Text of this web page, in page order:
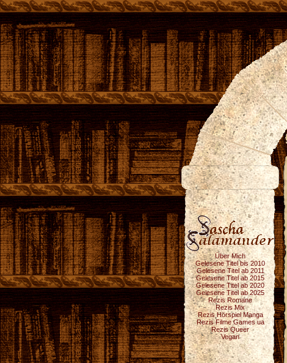
Über Mich
Gelesene Titel bis 2010
Gelesene Titel ab 2011
Gelesene Titel ab 2015
Gelesene Titel ab 2020
Gelesene Titel ab 2025
Rezis Romane
Rezis Mix
Rezis Hörspiel Manga
Rezis Filme Games ua
Rezis Queer
Vegan